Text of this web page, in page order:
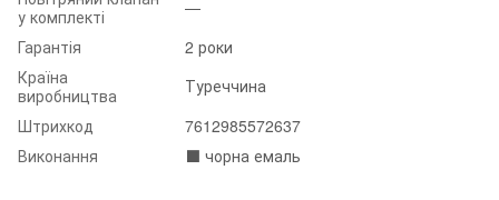
у комплекті
—
Гарантія
2 роки
Країна
виробництва
Туреччина
Штрихкод
7612985572637
Виконання
⬛️ чорна емаль